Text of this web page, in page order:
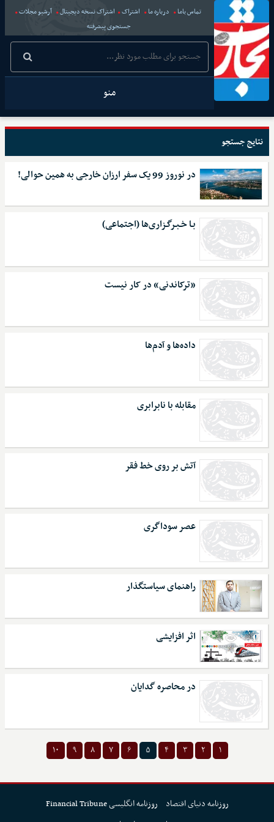
تماس باما درباره ما اشتراک اشتراک نسخه دیجیتال
آرشیو مجلات
جستجوی پیشرفته
منو
نتایج جستجو
در نوروز 99 یک سفر ارزان خارجی به همین حوالی!
بـا خـبـرگـزاری‌ها (اجتماعی)
«ترکاندنی» در کار نیست
داده‌ها و آدم‌ها
مقابله با نابرابری
آتش بر روی خط فقر
عصر سوداگری
راهنمای سیاستگذار
اثر افزایشی
در محاصره گدایان
۱ ۲ ۳ ۴ ۵ ۶ ۷ ۸ ۹ ۱۰
روزنامه دنیای اقتصاد
روزنامه انگلیسی Financial Tribune